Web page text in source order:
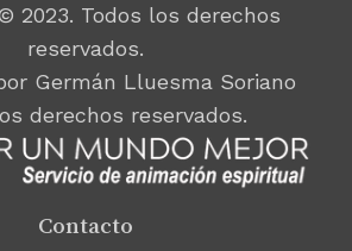
2023. Todos los derechos
reservados.
Germán Lluesma Soriano
derechos reservados.
Contacto